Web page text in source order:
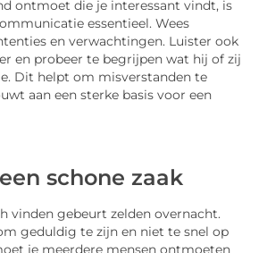
ontmoet die je interessant vindt, is
essentieel. Wees
en verwachtingen. Luister ook
en probeer te begrijpen wat hij of zij
Dit helpt om misverstanden te
aan een sterke basis voor een
schone zaak
vinden gebeurt zelden overnacht.
geduldig te zijn en niet te snel op
je meerdere mensen ontmoeten